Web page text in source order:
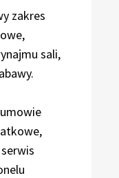
zakres
sali,